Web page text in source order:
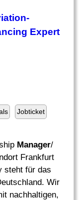
-
Expert
Jobticket
Manager/
Frankfurt
steht für das
Wir
nachhaltigen,